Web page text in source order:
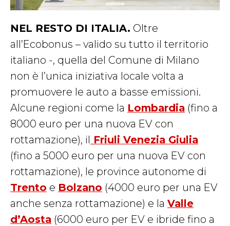
NEL RESTO DI ITALIA. Oltre
all’Ecobonus – valido su tutto il territorio
italiano -, quella del Comune di Milano
non è l’unica iniziativa locale volta a
promuovere le auto a basse emissioni.
Alcune regioni come la Lombardia (fino a
8000 euro per una nuova EV con
rottamazione), il Friuli Venezia Giulia
(fino a 5000 euro per una nuova EV con
rottamazione), le province autonome di
Trento e Bolzano (4000 euro per una EV
anche senza rottamazione) e la Valle
d’Aosta (6000 euro per EV e ibride fino a